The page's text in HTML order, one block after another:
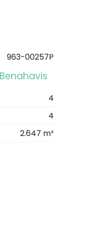
963-00257P
4
4
2.647 m²